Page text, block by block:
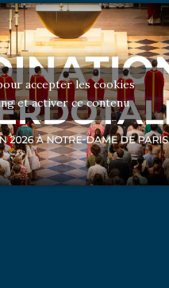
accepter les cookies
et activer ce contenu